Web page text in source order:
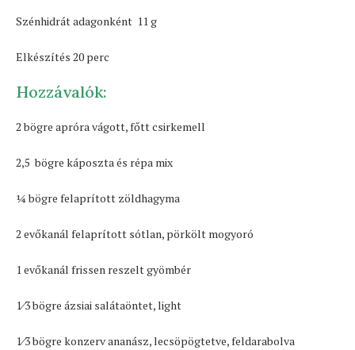
Szénhidrát adagonként 11 g
Elkészítés 20 perc
Hozzávalók:
2 bögre apróra vágott, főtt csirkemell
2,5 bögre káposzta és répa mix
1⁄4 bögre felaprított zöldhagyma
2 evőkanál felaprított sótlan, pörkölt mogyoró
1 evőkanál frissen reszelt gyömbér
1⁄3 bögre ázsiai salátaöntet, light
1⁄3 bögre konzerv ananász, lecsöpögtetve, feldarabolva